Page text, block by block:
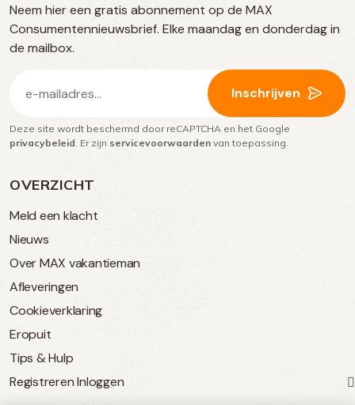
OVERZICHT
Meld een klacht
Nieuws
Over MAX vakantieman
Afleveringen
Cookieverklaring
Eropuit
Tips & Hulp
Registreren Inloggen
social
media
Neem hier een gratis abonnement op de MAX
Consumentennieuwsbrief. Elke maandag en donderdag in
de mailbox.
mailadres
(Vereist)
Inschrijven
Deze site wordt beschermd door reCAPTCHA en het Google
privacybeleid . Er zijn servicevoorwaarden van toepassing.